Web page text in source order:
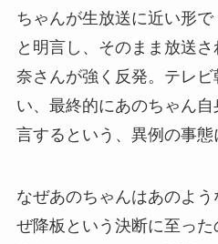
ちゃんが生放送に近い形で
と明言し、そのまま放送
奈さんが強く反発。テレ
い、最終的にあのちゃん
言するという、異例の事態
なぜあのちゃんはあのよ
ぜ降板という決断に至った